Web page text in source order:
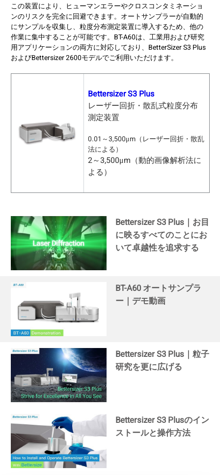
この装置により、ヒューマンエラーやクロスコンタミネーショ
ンのリスクを完全に回避できます。オートサンプラーが自動的
にサンプルを収集し、粒度分布測定装置に導入するため、他の
作業に集中することが可能です。BT-A60は、工業用および研究
用アプリケーションの両方に対応しており、BetterSizer S3 Plus
およびBettersizer 2600モデルでご利用いただけます。
Bettersizer S3 Plus
レーザー回折・散乱式粒度分布
測定装置
0.01～3,500μm（レーザー回折・散乱
法による）
2～3,500μm（動的画像解析法に
よる）
Bettersizer S3 Plus｜お目
に映るすべてのことにお
いて卓越性を追求する
BT-A60 オートサンプラ
ー｜デモ動画
Bettersizer S3 Plus｜粒子
研究を更に広げる
Bettersizer S3 Plusのイン
ストールと操作方法